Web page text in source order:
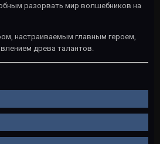
разорвать мир волшебников на
настраиваемым главным героем,
древа талантов.